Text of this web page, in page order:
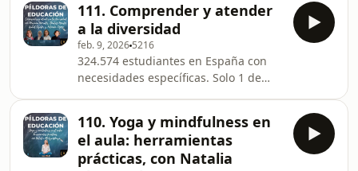
Contemplative Studies y autora de El
puente donde habitan las
mariposas.Habitar con presenciaEl
concepto central del libro: habitar el
aula, el cuerpo, la vida. No solo estar,
sino estar presentes. Y por qué esto
es fundamental en educación.La
respiración como he
111. Comprender y atender
a la diversidad
feb. 9, 2026 5216
324.574 estudiantes en España con
necesidades específicas. Solo 1 de
especial con las 4 autoras del libro
"Comprender y atender a la
diversidad" (SM): Mariana Morales,
110. Yoga y mindfulness en
el aula: herramientas
prácticas, con Natalia